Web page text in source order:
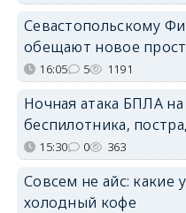
Севастопольскому
обещают новое
16:05 5 1191
Ночная атака БПЛА
беспилотника,
15:30 0 363
Совсем не айс: какие
холодный кофе